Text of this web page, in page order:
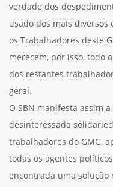
verdade dos
usado dos mais
os Trabalhadores deste
merecem, por isso, todo
dos restantes
geral.
O SBN manifesta assim
desinteressada
trabalhadores do GMG,
todas os agentes
encontrada uma solução